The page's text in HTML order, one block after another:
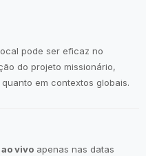
pode ser eficaz no
do projeto missionário,
em contextos globais.
vivo apenas nas datas